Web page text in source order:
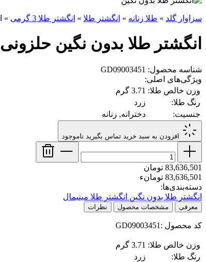
سزاوار گلد » طلا زنانه » انگشتر طلا » انگشتر طلا 3 گرمی »
انگشتر طلا بدون نگین حلزونی
شناسه محصول: GD09003451
ویژگی‌های اصلی:
وزن خالص طلا: 3.71 گرم
رنگ طلا:
زرد
جنسیت:
دخترانه, زنانه
افزودن به سبد خرید تماس بگیرید ناموجود
83,636,501 تومان
83,636,501 تومانء
دسته‌بندی‌ها:
انگشتر طلا بدون نگین انگشتر طلا مینیمال
معرفی مشخصات محصول نظرات
کد محصول :GD09003451
وزن خالص طلا: 3.71 گرم
رنگ طلا:
زرد